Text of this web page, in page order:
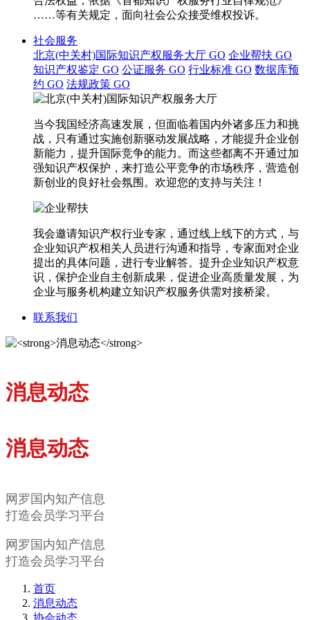
……等有关规定，面向社会公众接受维权投诉。
社会服务
北京(中关村)国际知识产权服务大厅 GO 企业帮扶 GO
知识产权鉴定 GO 公证服务 GO 行业标准 GO 数据库预
约 GO 法规政策 GO
当今我国经济高速发展，但面临着国内外诸多压力和挑
战，只有通过实施创新驱动发展战略，才能提升企业创
新能力，提升国际竞争的能力。而这些都离不开通过加
强知识产权保护，来打造公平竞争的市场秩序，营造创
新创业的良好社会氛围。欢迎您的支持与关注！
我会邀请知识产权行业专家，通过线上线下的方式，与
企业知识产权相关人员进行沟通和指导，专家面对企业
提出的具体问题，进行专业解答。提升企业知识产权意
识，保护企业自主创新成果，促进企业高质量发展，为
企业与服务机构建立知识产权服务供需对接桥梁。
联系我们
消息动态
消息动态
网罗国内知产信息
打造会员学习平台
网罗国内知产信息
打造会员学习平台
首页
消息动态
协会动态